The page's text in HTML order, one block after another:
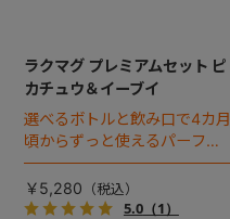
ラクマグ プレミアムセット ピ
カチュウ＆イーブイ
選べるボトルと飲み口で4カ月
頃からずっと使えるパーフェ
クトセット。
￥5,280
5.0（1）